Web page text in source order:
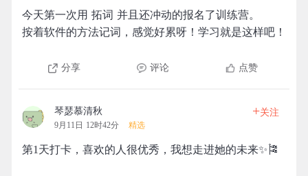
今天第一次用 拓词 并且还冲动的报名了训练营。
按着软件的方法记词，感觉好累呀！学习就是这样吧！
分享 评论 点赞
琴瑟慕清秋
9月11日 12时42分 精选
+关注
第1天打卡，喜欢的人很优秀，我想走进她的未来✨🎏